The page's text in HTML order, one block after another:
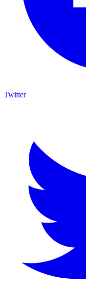
Twitter